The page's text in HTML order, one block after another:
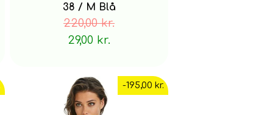
38 / M Blå
220,00 kr.
29,00 kr.
-195,00 kr.